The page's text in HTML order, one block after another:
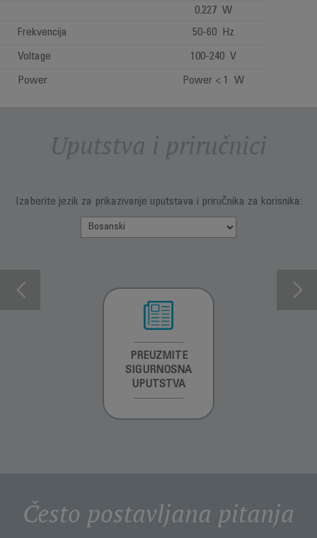
0.227 W
Frekvencija
50-60 Hz
Voltage 100-240 V
Power Power < 1 W
Uputstva i priručnici
Izaberite jezik za prikazivanje uputstava i priručnika za korisnika:
PREUZMITE
SIGURNOSNA
UPUTSTVA
Često postavljana pitanja